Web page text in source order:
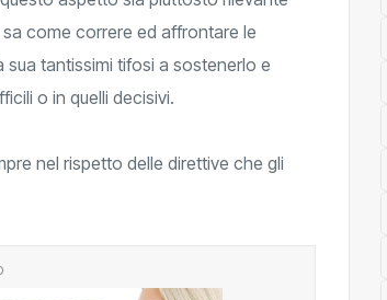
come correre ed affrontare le
tantissimi tifosi a sostenerlo e
o in quelli decisivi.
nel rispetto delle direttive che gli